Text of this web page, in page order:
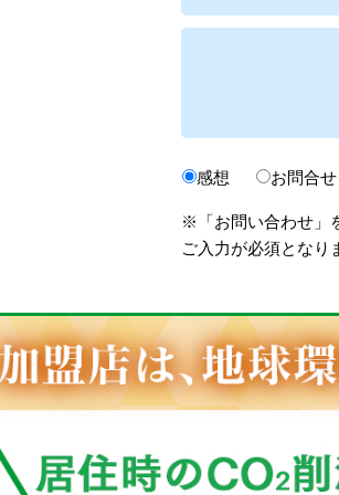
感想 お問合せ
※「お問い合わせ」
ご入力が必須となり